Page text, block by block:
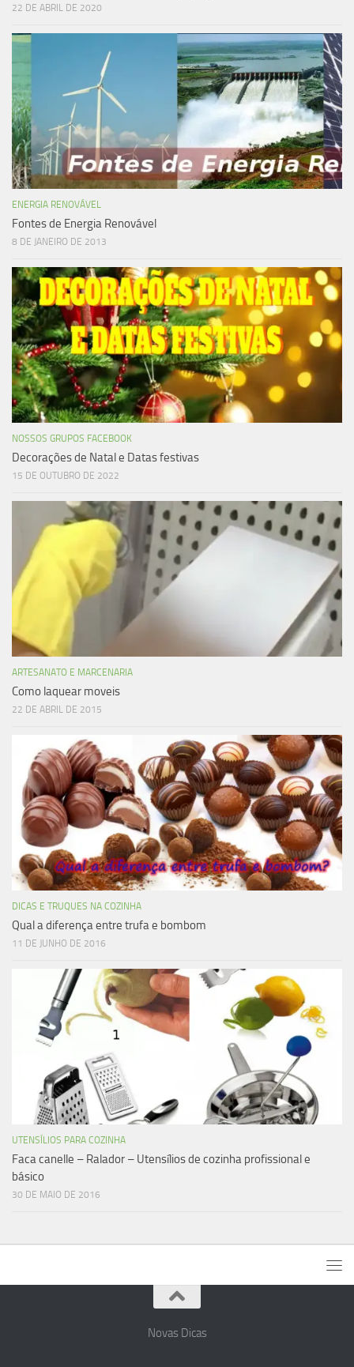
22 DE ABRIL DE 2020
ENERGIA RENOVÁVEL
Fontes de Energia Renovável
8 DE JANEIRO DE 2013
NOSSOS GRUPOS FACEBOOK
Decorações de Natal e Datas festivas
15 DE OUTUBRO DE 2022
ARTESANATO E MARCENARIA
Como laquear moveis
22 DE ABRIL DE 2015
DICAS E TRUQUES NA COZINHA
Qual a diferença entre trufa e bombom
11 DE JUNHO DE 2016
UTENSÍLIOS PARA COZINHA
Faca canelle – Ralador – Utensílios de cozinha profissional e
básico
30 DE MAIO DE 2016
Novas Dicas